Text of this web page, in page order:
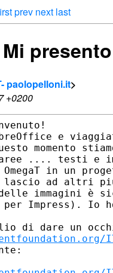
prev next last
presento
paolopelloni.it>
+0200
e
momento
aree .... testi e
in un
ad altri
immagini è
Impress). Io